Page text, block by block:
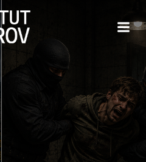
to
content